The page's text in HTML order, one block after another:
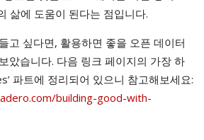
삶에 도움이 된다는 점입니다.
고 싶다면, 활용하면 좋을 오픈 데이터
았습니다. 다음 링크 페이지의 가장 하
파트에 정리되어 있으니 참고해보세요:
building-good-with-